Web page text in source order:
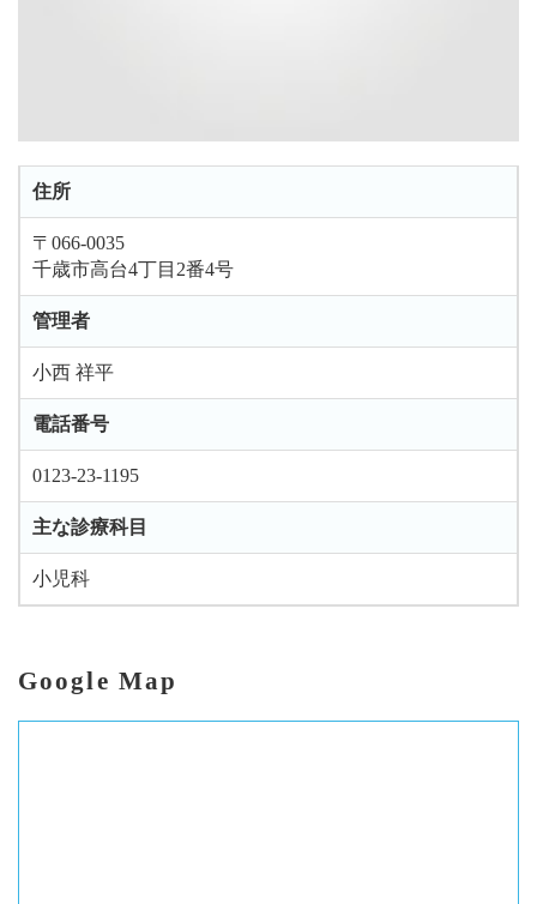
住所
〒066-0035
千歳市高台4丁目2番4号
管理者
小西 祥平
電話番号
0123-23-1195
主な診療科目
小児科
Google Map